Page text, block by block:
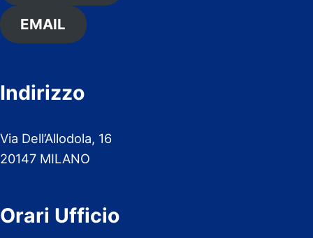
EMAIL
Indirizzo
Via Dell’Allodola, 16
20147 MILANO
Orari Ufficio